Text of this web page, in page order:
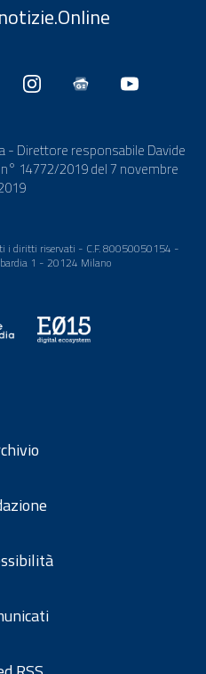
- Direttore responsabile Davide
14772/2019 del 7 novembre
i diritti riservati - C.F. 80050050154 -
1 - 20124 Milano